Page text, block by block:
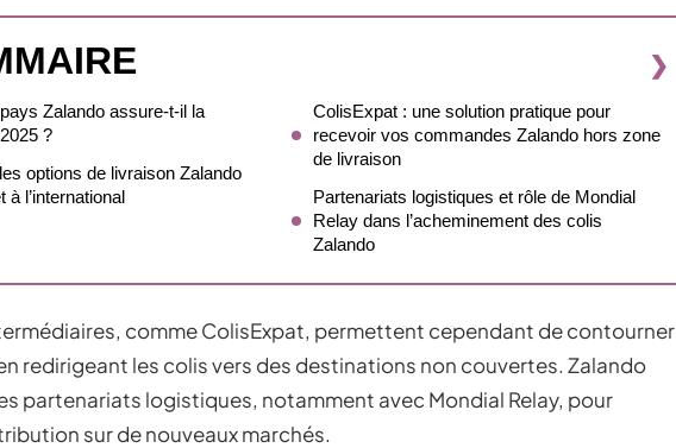
Zalando assure-t-il la
?
options de livraison Zalando
à l’international
ColisExpat : une solution pratique pour
recevoir vos commandes Zalando hors zone
de livraison
Partenariats logistiques et rôle de Mondial
Relay dans l’acheminement des colis
Zalando
comme ColisExpat, permettent cependant de contourner
redirigeant les colis vers des destinations non couvertes. Zalando
partenariats logistiques, notamment avec Mondial Relay, pour
sur de nouveaux marchés.